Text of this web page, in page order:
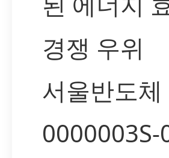
경쟁 우위
서울반도